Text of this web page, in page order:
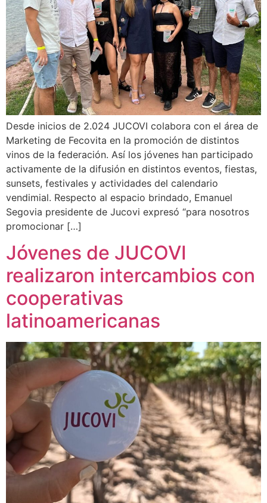
Desde inicios de 2.024 JUCOVI colabora con el área de
Marketing de Fecovita en la promoción de distintos
vinos de la federación. Así los jóvenes han participado
activamente de la difusión en distintos eventos, fiestas,
sunsets, festivales y actividades del calendario
vendimial. Respecto al espacio brindado, Emanuel
Segovia presidente de Jucovi expresó “para nosotros
promocionar […]
Jóvenes de JUCOVI
realizaron intercambios con
cooperativas
latinoamericanas